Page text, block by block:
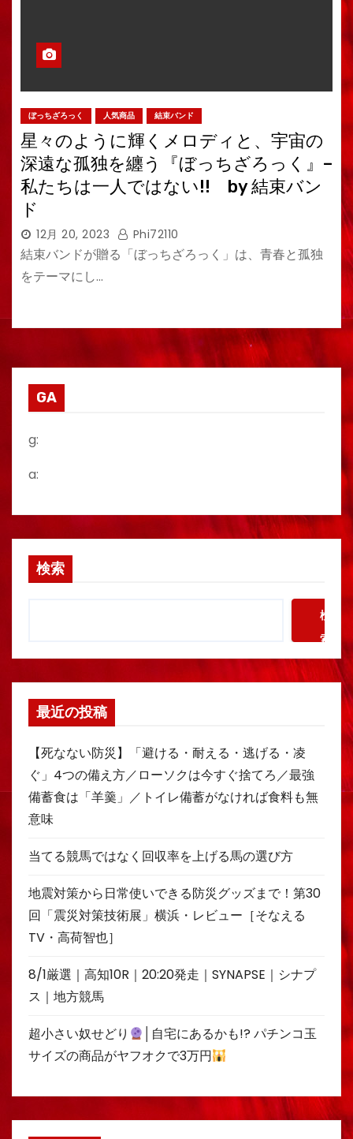
ぼっちざろっく 人気商品 結束バンド
星々のように輝くメロディと、宇宙の
深遠な孤独を纏う『ぼっちざろっく』–
私たちは一人ではない!! by 結束バン
ド
12月 20, 2023 Phi72110
結束バンドが贈る「ぼっちざろっく」は、青春と孤独
をテーマにし…
GA
g:
a:
検索
検
索
最近の投稿
【死なない防災】「避ける・耐える・逃げる・凌
ぐ」4つの備え方／ローソクは今すぐ捨てろ／最強
備蓄食は「羊羹」／トイレ備蓄がなければ食料も無
意味
当てる競馬ではなく回収率を上げる馬の選び方
地震対策から日常使いできる防災グッズまで！第30
回「震災対策技術展」横浜・レビュー［そなえる
TV・高荷智也］
8/1厳選｜高知10R｜20:20発走｜SYNAPSE｜シナプ
ス｜地方競馬
超小さい奴せどり
│自宅にあるかも!? パチンコ玉
サイズの商品がヤフオクで3万円